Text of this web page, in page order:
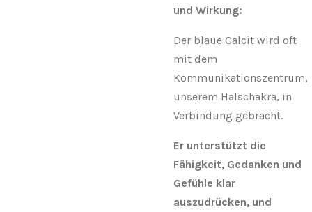
und Wirkung:
Der blaue Calcit wird oft
mit dem
Kommunikationszentrum,
unserem Halschakra, in
Verbindung gebracht.
Er unterstützt die
Fähigkeit, Gedanken und
Gefühle klar
auszudrücken, und